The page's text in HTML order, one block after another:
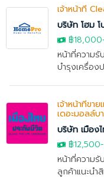
เจ้าหน้าที่
บริษัท โฮม โ
฿18,000
หน้าที่ความรั
บำรุงเครื่อง
เจ้าหน้าที่ขา
เดอะมอลล์บ
บริษัท เมือง
฿
หน้าที่ความรั
ลูกค้าแนะนำ